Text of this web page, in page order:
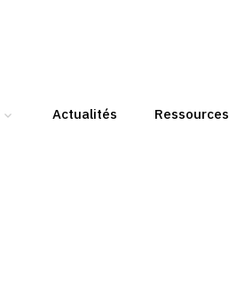
Actualités Ressources